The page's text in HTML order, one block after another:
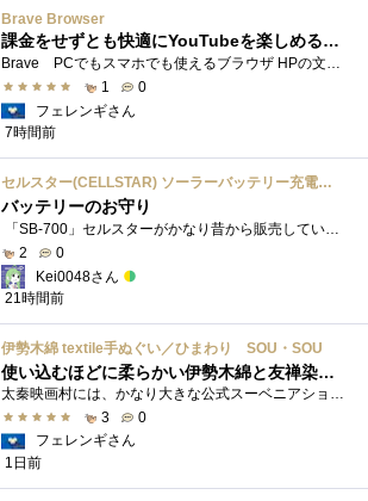
Brave Browser
課金をせずとも快適にYouTubeを楽しめるようになったよ
Brave PCでもスマホでも使えるブラウザ HPの文言は 広告やトラッカーがブロックされるから、訪問するサイトをよりすっきりした表示で閲覧でき�...
1
0
フェレンギさん
7時間前
セルスター(CELLSTAR) ソーラーバッテリー充電器 SB-700 DC12V専用
バッテリーのお守り
「SB-700」セルスターがかなり昔から販売しているソーラーチャージャーです。ガッツリ充電する用ではなく待機電力(暗電流って言うらしい)対策�...
2
0
Kei0048さん
21時間前
伊勢木綿 textile手ぬぐい／ひまわり SOU・SOU
使い込むほどに柔らかい伊勢木綿と友禅染の発色を楽しむ
太秦映画村には、かなり大きな公式スーベニアショップの他にも、江戸時代の町家風の飲食店や土産物店が軒を連ねておりました。 何かよいもの...
3
0
フェレンギさん
1日前